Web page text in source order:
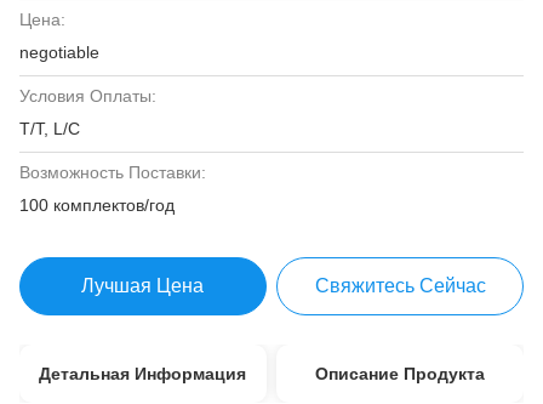
Цена:
negotiable
Условия Оплаты:
T/T, L/C
Возможность Поставки:
100 комплектов/год
Лучшая Цена Свяжитесь Сейчас
Детальная Информация Описание Продукта